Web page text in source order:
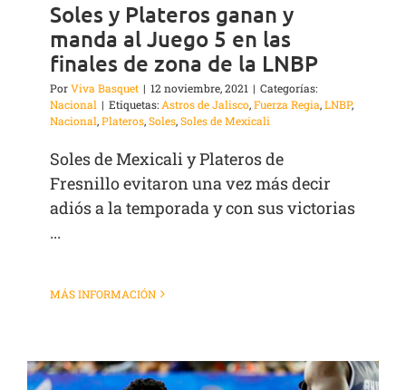
Soles y Plateros ganan y
manda al Juego 5 en las
finales de zona de la LNBP
PorViva Basquet | 12 noviembre, 2021 | Categorías:
Nacional | Etiquetas: Astros de Jalisco,Fuerza Regia,LNBP,
Nacional,Plateros,Soles,Soles de Mexicali
Soles de Mexicali y Plateros de
Fresnillo evitaron una vez más decir
adiós a la temporada y con sus victorias
...
MÁS INFORMACIÓN